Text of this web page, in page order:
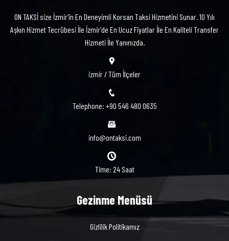
ON TAKSİ size İzmir'in En Deneyimli Korsan Taksi Hizmetini Sunar. 10 Yılı
Aşkın Hizmet Tecrübesi İle İzmir'de En Ucuz Fiyatlar İle En Kaliteli Transfer
Hizmeti İle Yanınızda.
izmir / Tüm İlçeler
Telephone: +90 546 480 0635
info@ontaksi.com
Time: 24 Saat
Gezinme Menüsü
Gizlilik Politikamız